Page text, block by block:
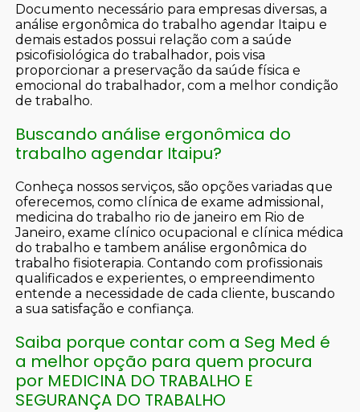
Documento necessário para empresas diversas, a
análise ergonômica do trabalho agendar Itaipu e
demais estados possui relação com a saúde
psicofisiológica do trabalhador, pois visa
proporcionar a preservação da saúde física e
emocional do trabalhador, com a melhor condição
de trabalho.
Buscando análise ergonômica do
trabalho agendar Itaipu?
Conheça nossos serviços, são opções variadas que
oferecemos, como clínica de exame admissional,
medicina do trabalho rio de janeiro em Rio de
Janeiro, exame clínico ocupacional e clínica médica
do trabalho e tambem análise ergonômica do
trabalho fisioterapia. Contando com profissionais
qualificados e experientes, o empreendimento
entende a necessidade de cada cliente, buscando
a sua satisfação e confiança.
Saiba porque contar com a Seg Med é
a melhor opção para quem procura
por MEDICINA DO TRABALHO E
SEGURANÇA DO TRABALHO